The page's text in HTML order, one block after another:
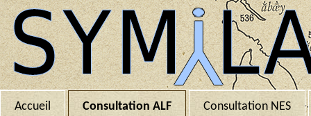
Accueil Consultation ALF Consultation NES